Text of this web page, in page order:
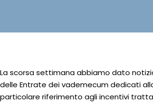
La scorsa settimana abbiamo dato
delle Entrate dei vademecum dedicati
particolare riferimento agli incentivi